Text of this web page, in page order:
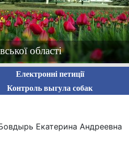
області
Електронні петиції
Контроль выгула собак
Бовдырь Екатерина Андреевна